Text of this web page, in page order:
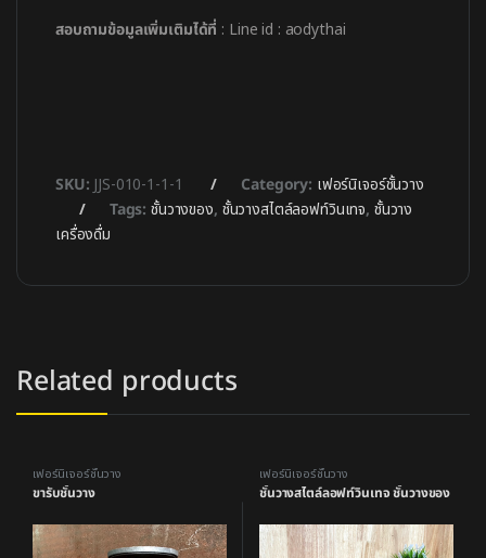
สอบถามข้อมูลเพิ่มเติมได้ที่ : Line id : aodythai
SKU: JJS-010-1-1-1 Category: เฟอร์นิเจอร์ชั้นวาง
Tags:ชั้นวางของ, ชั้นวางสไตล์ลอฟท์วินเทจ, ชั้นวาง
เครื่องดื่ม
Related products
เฟอร์นิเจอร์ชั้นวาง
ขารับชั้นวาง
เฟอร์นิเจอร์ชั้นวาง
ชั้นวางสไตล์ลอฟท์วินเทจ ชั้นวางของ